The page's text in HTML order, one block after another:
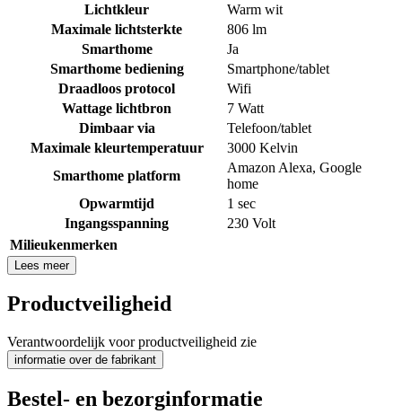
Lichtkleur
Warm wit
Maximale lichtsterkte
806 lm
Smarthome
Ja
Smarthome bediening
Smartphone/tablet
Draadloos protocol
Wifi
Wattage lichtbron
7 Watt
Dimbaar via
Telefoon/tablet
Maximale kleurtemperatuur
3000 Kelvin
Smarthome platform
Amazon Alexa, Google
home
Opwarmtijd
1 sec
Ingangsspanning
230 Volt
Milieukenmerken
Lees meer
Productveiligheid
Verantwoordelijk voor productveiligheid zie
informatie over de fabrikant
Bestel- en bezorginformatie